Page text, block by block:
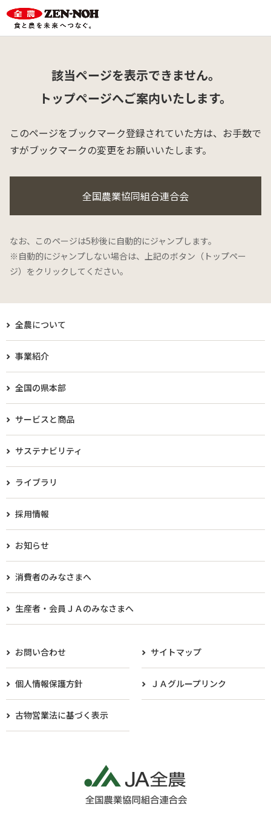
該当ページを表示できません。
トップページへご案内いたします。
このページをブックマーク登録されていた方は、 お手数で
すがブックマークの変更をお願いいたします。
全国農業協同組合連合会
なお、このページは5秒後に自動的にジャンプします。
※自動的にジャンプしない場合は、上記のボタン（トップペー
ジ）をクリックしてください。
全農について
事業紹介
全国の県本部
サービスと商品
サステナビリティ
ライブラリ
採用情報
お知らせ
消費者のみなさまへ
生産者・会員ＪＡのみなさまへ​
お問い合わせ サイトマップ
個人情報保護方針 ＪＡグループリンク
古物営業法に基づく表示